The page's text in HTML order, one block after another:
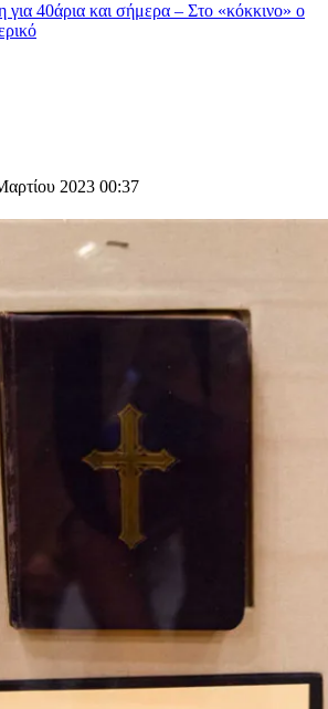
για 40άρια και σήμερα – Στο «κόκκινο» ο
2023 00:37